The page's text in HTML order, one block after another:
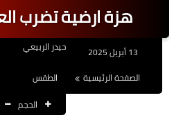
هزة ارضية تضرب
حيدر الربيعي
الصفحة الرئيسية
الطقس
الحجم